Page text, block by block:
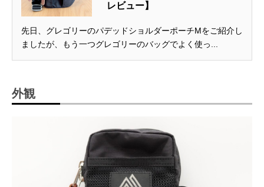
レビュー】
先日、グレゴリーのパデッドショルダーポーチMをご紹介し
ましたが、もう一つグレゴリーのバッグでよく使っ...
外観